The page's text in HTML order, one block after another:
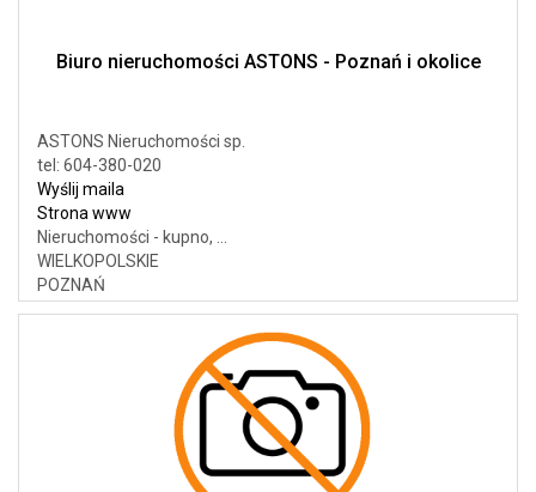
Biuro nieruchomości ASTONS - Poznań i okolice
ASTONS Nieruchomości sp.
tel: 604-380-020
Wyślij maila
Strona www
Nieruchomości - kupno, ...
WIELKOPOLSKIE
POZNAŃ